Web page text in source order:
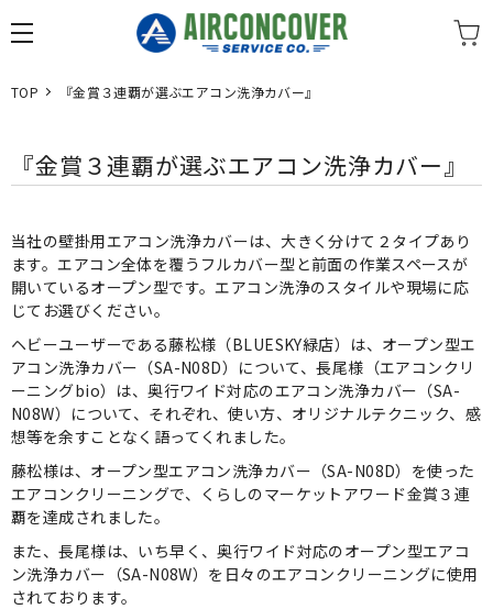
TOP 『金賞３連覇が選ぶエアコン洗浄カバー』
『金賞３連覇が選ぶエアコン洗浄カバー』
当社の壁掛用エアコン洗浄カバーは、大きく分けて２タイプあり
ます。エアコン全体を覆うフルカバー型と前面の作業スペースが
開いているオープン型です。エアコン洗浄のスタイルや現場に応
じてお選びください。
ヘビーユーザーである藤松様（BLUESKY緑店）は、オープン型エ
アコン洗浄カバー（SA-N08D）について、長尾様（エアコンクリ
ーニングbio）は、奥行ワイド対応のエアコン洗浄カバー（SA-
N08W）について、それぞれ、使い方、オリジナルテクニック、感
想等を余すことなく語ってくれました。
藤松様は、オープン型エアコン洗浄カバー（SA-N08D）を使った
エアコンクリーニングで、くらしのマーケットアワード金賞３連
覇を達成されました。
また、長尾様は、いち早く、奥行ワイド対応のオープン型エアコ
ン洗浄カバー（SA-N08W）を日々のエアコンクリーニングに使用
されております。